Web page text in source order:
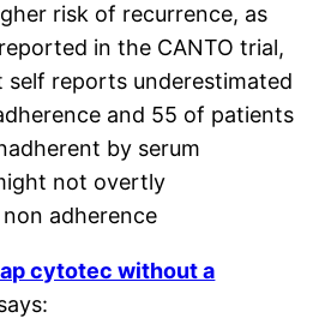
risk of recurrence, as
in the CANTO trial,
self reports underestimated
and 55 of patients
by serum
not overtly
adherence
cytotec without a